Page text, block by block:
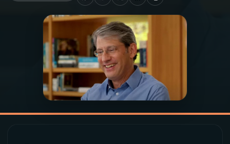
PROGRAMAÇÃO
PROGRAMAS
PODCASTS